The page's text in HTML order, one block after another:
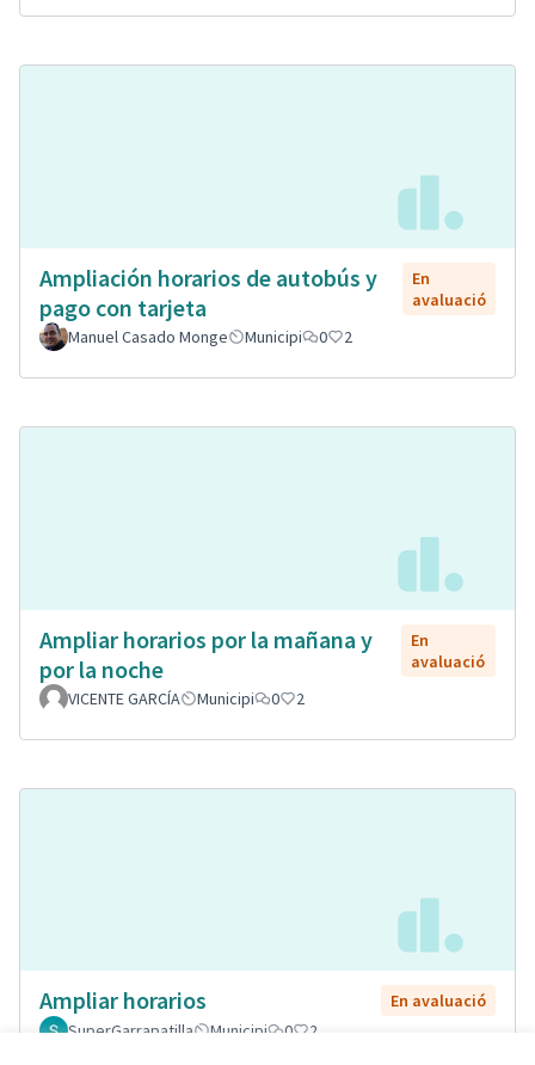
Ampliación horarios de autobús y
pago con tarjeta
En
avaluació
Manuel Casado Monge
Municipi 0 2
Ampliar horarios por la mañana y
por la noche
En
avaluació
VICENTE GARCÍA
Municipi 0 2
Ampliar horarios
En avaluació
SuperGarrapatilla
Municipi 0 2